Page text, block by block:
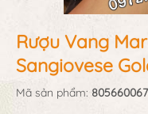
Rượu Vang
Sangiovese
Mã sản phẩm: